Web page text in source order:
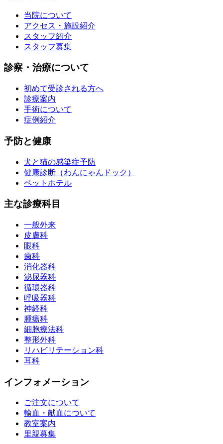
当院について
アクセス・施設紹介
スタッフ紹介
スタッフ募集
診察・治療について
初めて受診される方へ
診療案内
手術について
症例紹介
予防と健康
犬と猫の感染症予防
健康診断（わんにゃんドック）
ペットホテル
主な診療科目
一般外来
皮膚科
眼科
歯科
消化器科
泌尿器科
循環器科
呼吸器科
神経科
腫瘍科
細胞療法科
整形外科
リハビリテーション科
耳科
インフォメーション
ご注文について
輸血・献血について
教室案内
里親募集